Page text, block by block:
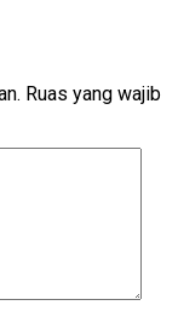
Ruas yang wajib